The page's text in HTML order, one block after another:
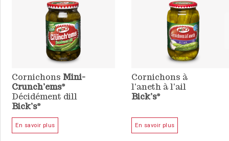
Cornichons Mini-
Crunch’ems®
Décidément dill
Bick’s®
En savoir plus
Cornichons à
l'aneth à l'ail
Bick’s®
En savoir plus